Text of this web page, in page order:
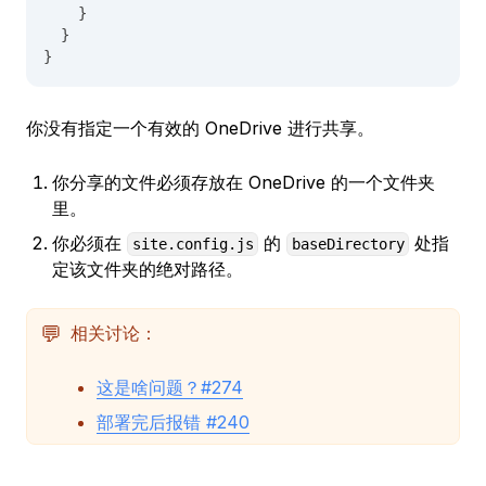
    }
  }
}
你没有指定一个有效的 OneDrive 进行共享。
你分享的文件必须存放在 OneDrive 的一个文件夹
里。
你必须在
site.config.js 的 baseDirectory 处指
定该文件夹的绝对路径。
💬 相关讨论：
这是啥问题？#274
部署完后报错 #240